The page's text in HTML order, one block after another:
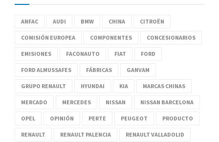
ANFAC AUDI BMW CHINA CITROËN
COMISIÓN EUROPEA COMPONENTES CONCESIONARIOS
EMISIONES FACONAUTO FIAT FORD
FORD ALMUSSAFES FÁBRICAS GANVAM
GRUPO RENAULT HYUNDAI KIA MARCAS CHINAS
MERCADO MERCEDES NISSAN NISSAN BARCELONA
OPEL OPINIÓN PERTE PEUGEOT PRODUCTO
RENAULT RENAULT PALENCIA RENAULT VALLADOLID